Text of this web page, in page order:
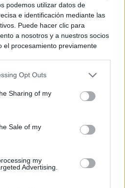
podemos utilizar datos de
e identificación mediante las
Puede hacer clic para
a nosotros y a nuestros socios
el procesamiento previamente
en cuenta que algún
usted tiene el derecho de
Sus preferencias se aplicarán
de nuevo en este sitio web o
privacidad.
Opt Outs
Sharing of my
Sale of my
my
Advertising.